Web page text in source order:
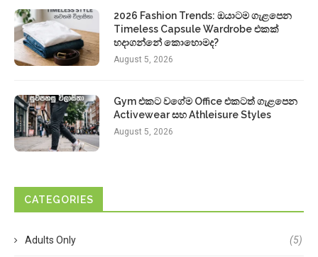
2026 Fashion Trends: ඔයාටම ගැළපෙන
Timeless Capsule Wardrobe එකක්
හදාගන්නේ කොහොමද?
August 5, 2026
Gym එකට වගේම Office එකටත් ගැළපෙන
Activewear සහ Athleisure Styles
August 5, 2026
CATEGORIES
Adults Only (5)